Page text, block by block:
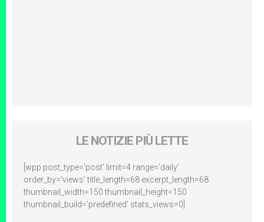
LE NOTIZIE PIÙ LETTE
[wpp post_type='post' limit=4 range='daily'
order_by='views' title_length=68 excerpt_length=68
thumbnail_width=150 thumbnail_height=150
thumbnail_build='predefined' stats_views=0]